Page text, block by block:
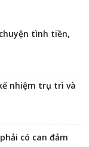
tình tiền,
nhiệm trụ trì và
có can đảm